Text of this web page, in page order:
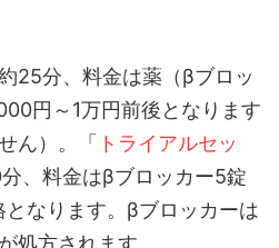
25分、料金は薬（βブロッ
円～1万円前後となります
ん）。「 トライアルセッ
、料金はβブロッカー5錠
なります。βブロッカーは
処方されます。